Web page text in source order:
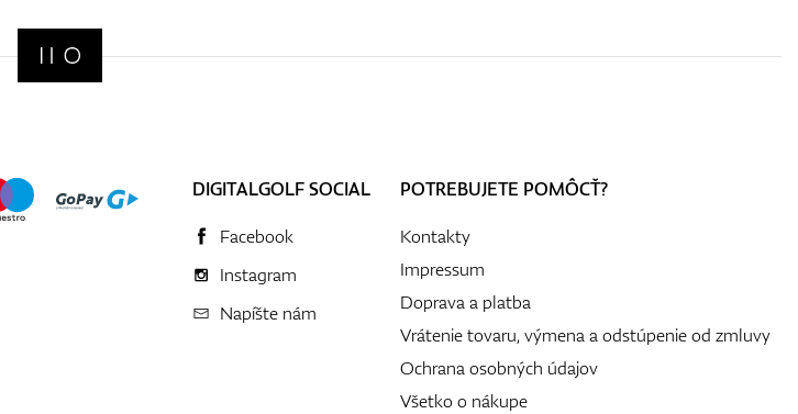
DIGITALGOLF SOCIAL
Facebook
Instagram
Napíšte nám
POTREBUJETE POMÔCŤ?
Kontakty
Impressum
Doprava a platba
Vrátenie tovaru, výmena a odstúpenie od zmluvy
Ochrana osobných údajov
Všetko o nákupe